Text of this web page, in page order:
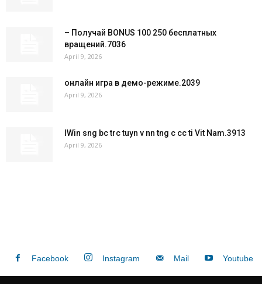
– Получай BONUS 100 250 бесплатных
вращений.7036
April 9, 2026
онлайн игра в демо-режиме.2039
April 9, 2026
IWin sng bc trc tuyn v nn tng c cc ti Vit Nam.3913
April 9, 2026
Facebook Instagram Mail Youtube